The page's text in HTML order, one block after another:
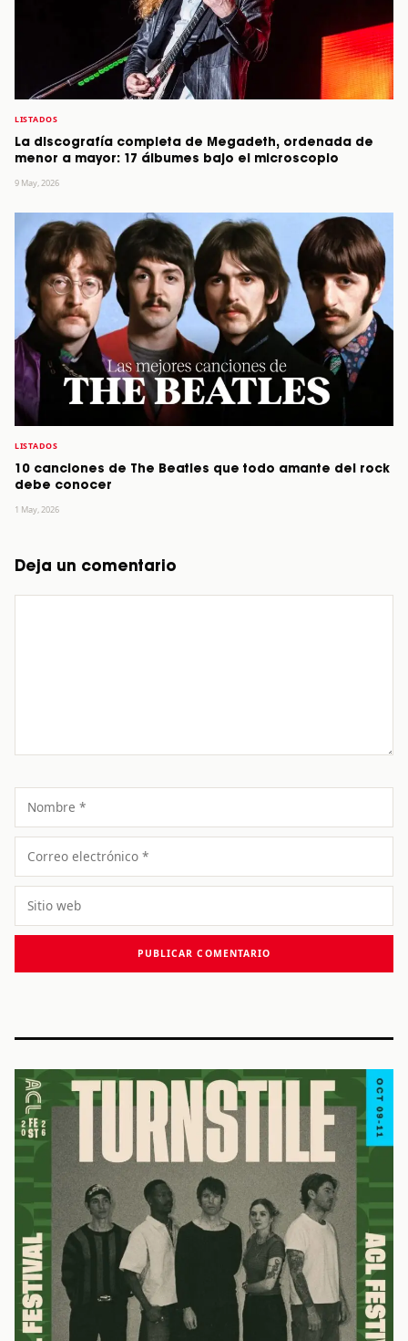
LISTADOS
La discografía completa de Megadeth, ordenada de
menor a mayor: 17 álbumes bajo el microscopio
9 May, 2026
LISTADOS
10 canciones de The Beatles que todo amante del rock
debe conocer
1 May, 2026
Deja un comentario
Comentario
Nombre
Correo
electrónico
Sitio
web